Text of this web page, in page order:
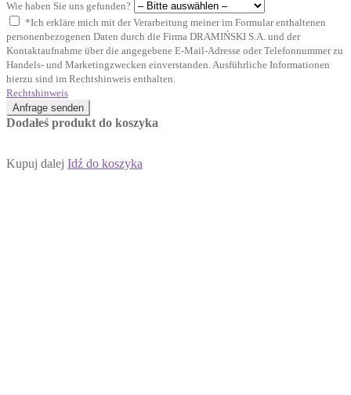
Wie haben Sie uns gefunden?
*Ich erkläre mich mit der Verarbeitung meiner im Formular enthaltenen
personenbezogenen Daten durch die Firma DRAMIŃSKI S.A. und der
Kontaktaufnahme über die angegebene E-Mail-Adresse oder Telefonnummer zu
Handels- und Marketingzwecken einverstanden. Ausführliche Informationen
hierzu sind im Rechtshinweis enthalten.
Rechtshinweis
Anfrage senden
Dodałeś produkt do koszyka
Kupuj dalej Idź do koszyka